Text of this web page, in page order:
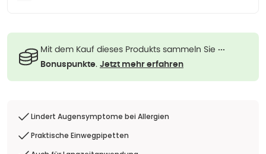
Mit dem Kauf dieses Produkts sammeln Sie ···
Bonuspunkte. Jetzt mehr erfahren
Lindert Augensymptome bei Allergien
Praktische Einwegpipetten